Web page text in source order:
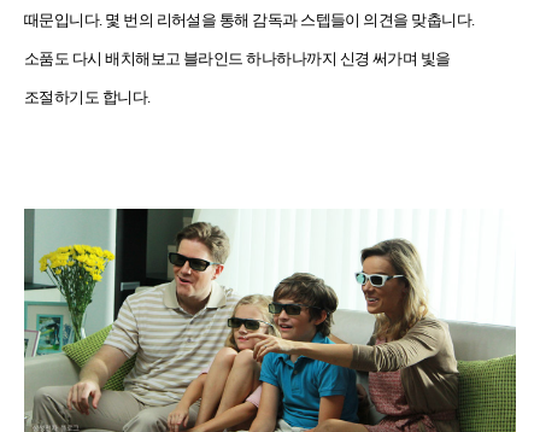
때문입니다. 몇 번의 리허설을 통해 감독과 스텝들이 의견을 맞춥니다.
소품도 다시 배치해보고 블라인드 하나하나까지 신경 써가며 빛을
조절하기도 합니다.